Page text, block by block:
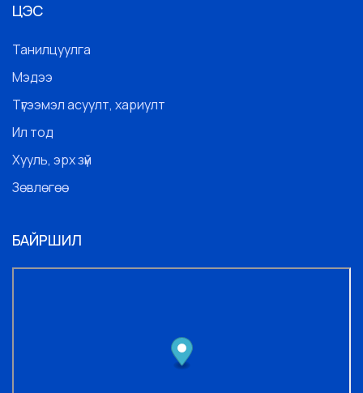
ЦЭС
Танилцуулга
Мэдээ
Түгээмэл асуулт, хариулт
Ил тод
Хууль, эрх зүй
Зөвлөгөө
БАЙРШИЛ